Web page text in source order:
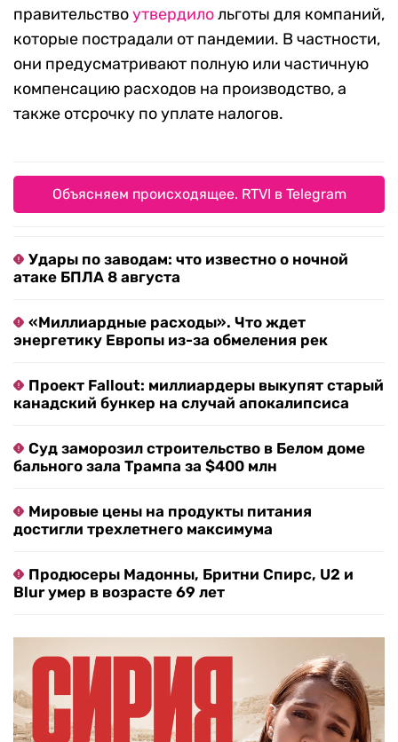
правительствоутвердилольготы для компаний,
которые пострадали от пандемии. В частности,
они предусматривают полную или частичную
компенсацию расходов на производство, а
также отсрочку по уплате налогов.
Объясняем происходящее. RTVI в Telegram
Удары по заводам: что известно о ночной
атаке БПЛА 8 августа
«Миллиардные расходы». Что ждет
энергетику Европы из-за обмеления рек
Проект Fallout: миллиардеры выкупят старый
канадский бункер на случай апокалипсиса
Суд заморозил строительство в Белом доме
бального зала Трампа за $400 млн
Мировые цены на продукты питания
достигли трехлетнего максимума
Продюсеры Мадонны, Бритни Спирс, U2 и
Blur умер в возрасте 69 лет